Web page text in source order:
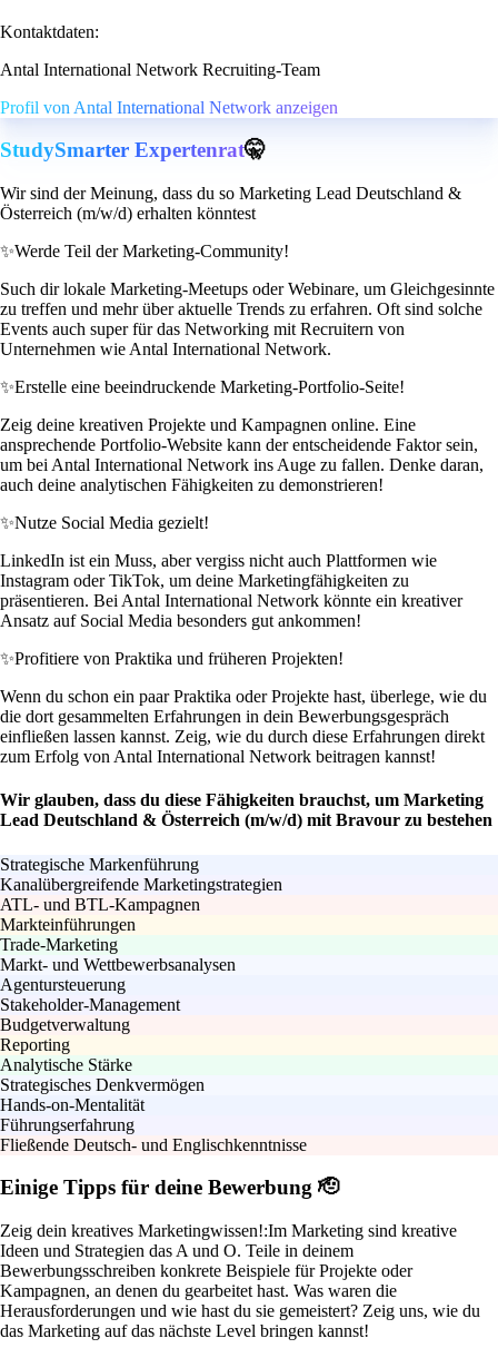
Kontaktdaten:
Antal International Network Recruiting-Team
Profil von Antal International Network anzeigen
StudySmarter Expertenrat🤫
Wir sind der Meinung, dass du so Marketing Lead Deutschland &
Österreich (m/w/d) erhalten könntest
✨Werde Teil der Marketing-Community!
Such dir lokale Marketing-Meetups oder Webinare, um Gleichgesinnte
zu treffen und mehr über aktuelle Trends zu erfahren. Oft sind solche
Events auch super für das Networking mit Recruitern von
Unternehmen wie Antal International Network.
✨Erstelle eine beeindruckende Marketing-Portfolio-Seite!
Zeig deine kreativen Projekte und Kampagnen online. Eine
ansprechende Portfolio-Website kann der entscheidende Faktor sein,
um bei Antal International Network ins Auge zu fallen. Denke daran,
auch deine analytischen Fähigkeiten zu demonstrieren!
✨Nutze Social Media gezielt!
LinkedIn ist ein Muss, aber vergiss nicht auch Plattformen wie
Instagram oder TikTok, um deine Marketingfähigkeiten zu
präsentieren. Bei Antal International Network könnte ein kreativer
Ansatz auf Social Media besonders gut ankommen!
✨Profitiere von Praktika und früheren Projekten!
Wenn du schon ein paar Praktika oder Projekte hast, überlege, wie du
die dort gesammelten Erfahrungen in dein Bewerbungsgespräch
einfließen lassen kannst. Zeig, wie du durch diese Erfahrungen direkt
zum Erfolg von Antal International Network beitragen kannst!
Wir glauben, dass du diese Fähigkeiten brauchst, um Marketing
Lead Deutschland & Österreich (m/w/d) mit Bravour zu bestehen
Strategische Markenführung
Kanalübergreifende Marketingstrategien
ATL- und BTL-Kampagnen
Markteinführungen
Trade-Marketing
Markt- und Wettbewerbsanalysen
Agentursteuerung
Stakeholder-Management
Budgetverwaltung
Reporting
Analytische Stärke
Strategisches Denkvermögen
Hands-on-Mentalität
Führungserfahrung
Fließende Deutsch- und Englischkenntnisse
Einige Tipps für deine Bewerbung 🫡
Zeig dein kreatives Marketingwissen!:Im Marketing sind kreative
Ideen und Strategien das A und O. Teile in deinem
Bewerbungsschreiben konkrete Beispiele für Projekte oder
Kampagnen, an denen du gearbeitet hast. Was waren die
Herausforderungen und wie hast du sie gemeistert? Zeig uns, wie du
das Marketing auf das nächste Level bringen kannst!